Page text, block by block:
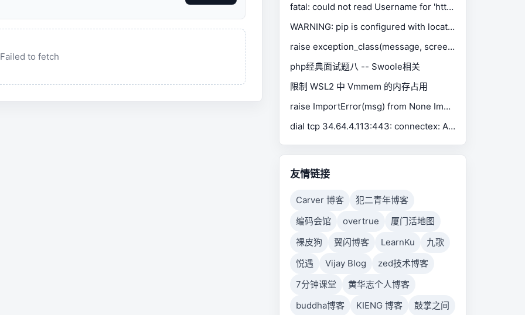
Failed to fetch
fatal: could not read Username for 'https://gitee.com': No such device or address
WARNING: pip is configured with locations that require TLS/SSL, however the ssl module in Python is not available.
raise exception_class(message, screen, stacktrace) selenium.common.exceptions.SessionNotCreatedException
php经典面试题八 -- Swoole相关
限制 WSL2 中 Vmmem 的内存占用
raise ImportError(msg) from None ImportError: Missing optional dependency 'xlrd'. Install xlrd >= 1.0.0 for Excel support Use pip or conda to install xlrd.
dial tcp 34.64.4.113:443: connectex: A connection attempt failed because the connected party did not properly respond after a period of time, or established connection failed because connected host has failed to respond.
友情链接
Carver 博客
犯二青年博客
编码会馆
overtrue
厦门活地图
裸皮狗
翼闪博客 LearnKu
九歌
悦遇
Vijay Blog
zed技术博客
7分钟课堂
黄华志个人博客
buddha博客
KIENG 博客
鼓掌之间